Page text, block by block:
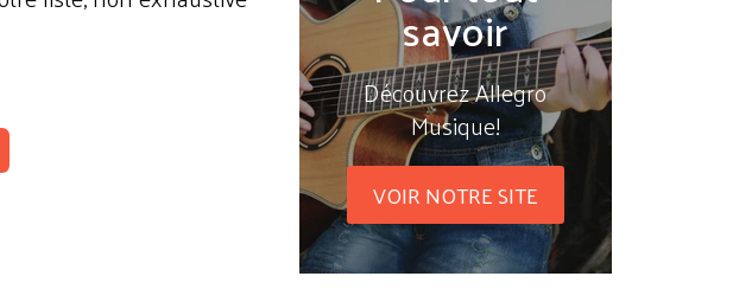
savoir
Découvrez Allegro
Musique!
VOIR NOTRE SITE